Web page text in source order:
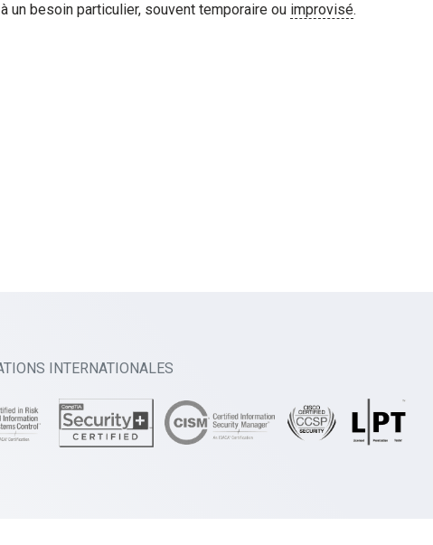
un besoin particulier, souvent temporaire ou improvisé.
INTERNATIONALES